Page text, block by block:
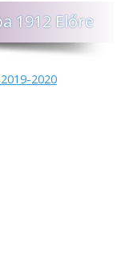
1912 Előre
2020